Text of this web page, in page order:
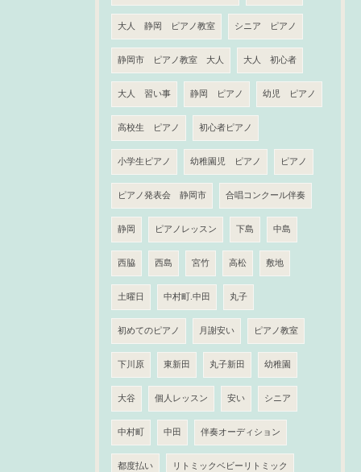
大人 静岡 ピアノ教室 シニア ピアノ
静岡市 ピアノ教室 大人 大人 初心者
大人 習い事 静岡 ピアノ 幼児 ピアノ
高校生 ピアノ 初心者ピアノ
小学生ピアノ 幼稚園児 ピアノ ピアノ
ピアノ発表会 静岡市 合唱コンクール伴奏
静岡 ピアノレッスン 下島 中島
西脇 西島 宮竹 高松 敷地
土曜日 中村町.中田 丸子
初めてのピアノ 月謝安い ピアノ教室
下川原 東新田 丸子新田 幼稚園
大谷 個人レッスン 安い シニア
中村町 中田 伴奏オーディション
都度払い リトミックベビーリトミック